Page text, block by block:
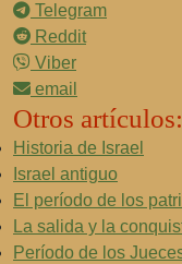
Telegram
Reddit
Viber
email
Otros artículos:
Historia de Israel
Israel antiguo
El período de los
La salida y la
Período de los